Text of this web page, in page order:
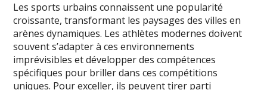
Les sports urbains connaissent une popularité
croissante, transformant les paysages des villes en
arènes dynamiques. Les athlètes modernes doivent
souvent s’adapter à ces environnements
imprévisibles et développer des compétences
spécifiques pour briller dans ces compétitions
uniques. Pour exceller, ils peuvent tirer parti